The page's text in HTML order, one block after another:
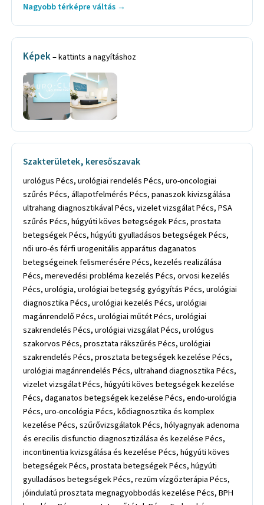
Nagyobb térképre váltás →
Képek– kattints a nagyításhoz
Szakterületek, keresőszavak
urológus Pécs, urológiai rendelés Pécs, uro-oncologiai
szűrés Pécs, állapotfelmérés Pécs, panaszok kivizsgálása
ultrahang diagnosztikával Pécs, vizelet vizsgálat Pécs, PSA
szűrés Pécs, húgyúti köves betegségek Pécs, prostata
betegségek Pécs, húgyúti gyulladásos betegségek Pécs,
női uro-és férfi urogenitális apparátus daganatos
betegségeinek felismerésére Pécs, kezelés realizálása
Pécs, merevedési probléma kezelés Pécs, orvosi kezelés
Pécs, urológia, urológiai betegség gyógyítás Pécs, urológiai
diagnosztika Pécs, urológiai kezelés Pécs, urológiai
magánrendelő Pécs, urológiai műtét Pécs, urológiai
szakrendelés Pécs, urológiai vizsgálat Pécs, urológus
szakorvos Pécs, prosztata rákszűrés Pécs, urológiai
szakrendelés Pécs, prosztata betegségek kezelése Pécs,
urológiai magánrendelés Pécs, ultrahand diagnosztika Pécs,
vizelet vizsgálat Pécs, húgyúti köves betegségek kezelése
Pécs, daganatos betegségek kezelése Pécs, endo-urológia
Pécs, uro-oncológia Pécs, kődiagnosztika és komplex
kezelése Pécs, szűrővizsgálatok Pécs, hólyagnyak adenoma
és erecilis disfunctio diagnosztizálása és kezelése Pécs,
incontinentia kvizsgálása és kezelése Pécs, húgyúti köves
betegségek Pécs, prostata betegségek Pécs, húgyúti
gyulladásos betegségek Pécs, rezüm vízgőzterápia Pécs,
jóindulatú prosztata megnagyobbodás kezelése Pécs, BPH